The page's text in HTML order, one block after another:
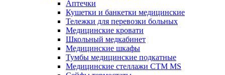
Аптечки
Кушетки и банкетки медицинские
Тележки для перевозки больных
Медицинские кровати
Школьный медкабинет
Медицинские шкафы
Тумбы медицинские подкатные
Медицинские стеллажи CTM MS